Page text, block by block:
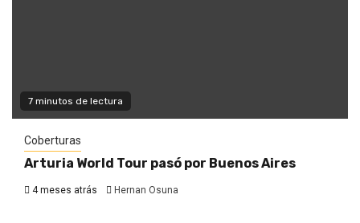
7 minutos de lectura
Coberturas
Arturia World Tour pasó por Buenos Aires
4 meses atrás Hernan Osuna